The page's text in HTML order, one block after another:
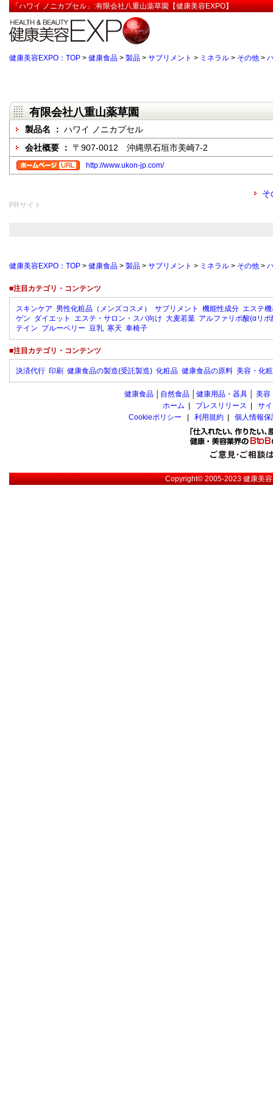
「ハワイ ノニカプセル」:有限会社八重山薬草園【健康美容EXPO】
健康美容EXPO：TOP > 健康食品 > 製品 > サプリメント > ミネラル > その他 >
有限会社八重山薬草園
製品名 ： ハワイ ノニカプセル
会社概要 ： 〒907-0012 沖縄県石垣市美崎7-2
http://www.ukon-jp.com/
そ
PRサイト
健康美容EXPO：TOP > 健康食品 > 製品 > サプリメント > ミネラル > その他 >
■注目カテゴリ・コンテンツ
スキンケア 男性化粧品（メンズコスメ） サプリメント 機能性成分 エステ
ゲン ダイエット エステ・サロン・スパ向け 大麦若葉 アルファリポ酸(αリポ
テイン ブルーベリー 豆乳 寒天 車椅子
■注目カテゴリ・コンテンツ
決済代行 印刷 健康食品の製造(受託製造) 化粧品 健康食品の原料 美容・化
健康食品 自然食品 健康用品・器具 美容
ホーム
プレスリリース
サ
Cookieポリシー
利用規約 個人情報
Copyright© 2005-2023健康美